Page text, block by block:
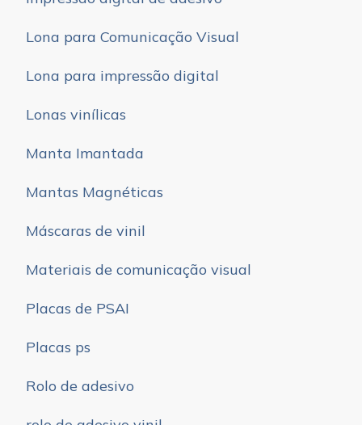
Lona para Comunicação Visual
Lona para impressão digital
Lonas vinílicas
Manta Imantada
Mantas Magnéticas
Máscaras de vinil
Materiais de comunicação visual
Placas de PSAI
Placas ps
Rolo de adesivo